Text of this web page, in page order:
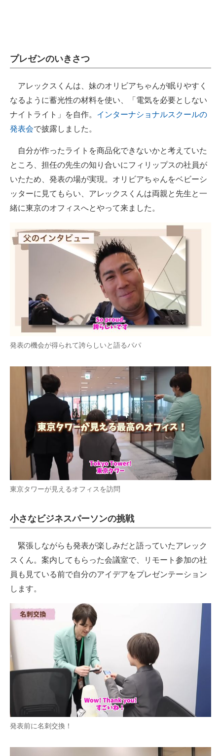
プレゼンのいきさつ
アレックスくんは、妹のオリビアちゃんが眠りやすく
なるように蓄光性の材料を使い、「電気を必要としない
ナイトライト」を自作。 インターナショナルスクールの
発表会で披露しました。
自分が作ったライトを商品化できないかと考えていた
ところ、担任の先生の知り合いにフィリップスの社員が
いたため、発表の場が実現。オリビアちゃんをベビーシ
ッターに見てもらい、アレックスくんは両親と先生と一
緒に東京のオフィスへとやって来ました。
発表の機会が得られて誇らしいと語るパパ
東京タワーが見えるオフィスを訪問
小さなビジネスパーソンの挑戦
緊張しながらも発表が楽しみだと語っていたアレック
スくん。案内してもらった会議室で、リモート参加の社
員も見ている前で自分のアイデアをプレゼンテーション
します。
発表前に名刺交換！